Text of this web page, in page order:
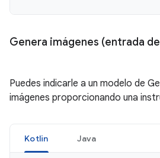
Genera imágenes (entrada
Puedes indicarle a un modelo de
imágenes proporcionando una
Kotlin Java